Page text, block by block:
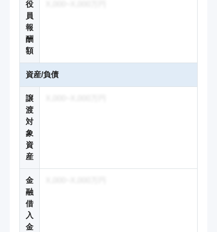
役
員
報
酬
額
資産/負債
譲
渡
対
象
資
産
金
融
借
入
金